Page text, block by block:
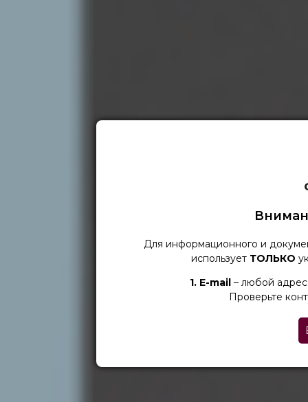
Для информационного и
использует ТОЛЬКО
1. Е-mail – любой
Проверьте